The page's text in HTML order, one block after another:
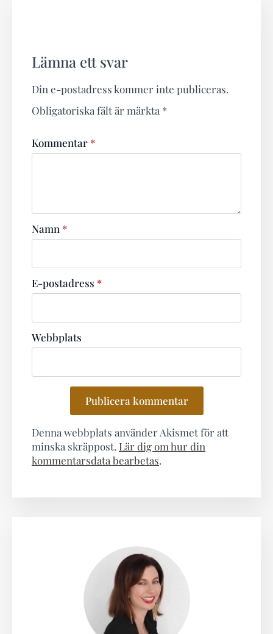
Lämna ett svar
Din e-postadress kommer inte publiceras.
Obligatoriska fält är märkta *
Kommentar *
Namn *
E-postadress *
Webbplats
Denna webbplats använder Akismet för att
minska skräppost. Lär dig om hur din
kommentarsdata bearbetas.